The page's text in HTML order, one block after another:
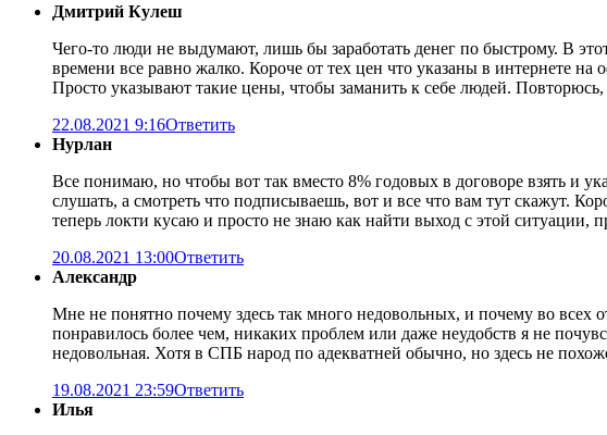
Дмитрий Кулеш
Чего-то люди не выдумают, лишь бы заработать денег по быстрому. В
времени все равно жалко. Короче от тех цен что указаны в интернете
Просто указывают такие цены, чтобы заманить к себе людей.
22.08.2021 9:16Ответить
Нурлан
Все понимаю, но чтобы вот так вместо 8% годовых в договоре взять и
слушать, а смотреть что подписываешь, вот и все что вам тут скажут.
теперь локти кусаю и просто не знаю как найти выход с этой ситуации,
20.08.2021 13:00Ответить
Александр
Мне не понятно почему здесь так много недовольных, и почему во
понравилось более чем, никаких проблем или даже неудобств я не
недовольная. Хотя в СПБ народ по адекватней обычно, но здесь не
19.08.2021 23:59Ответить
Илья